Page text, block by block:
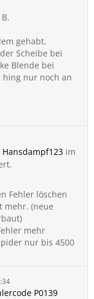
gehabt.
Scheibe bei
Blende bei
hing nur noch an
Hansdampf123 im
Fehler löschen
mehr. (neue
mehr
nur bis 4500
P0139